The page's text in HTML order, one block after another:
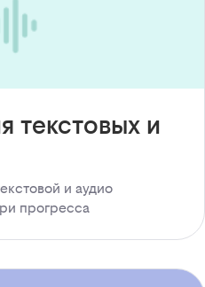
текстовых и
и аудио
прогресса